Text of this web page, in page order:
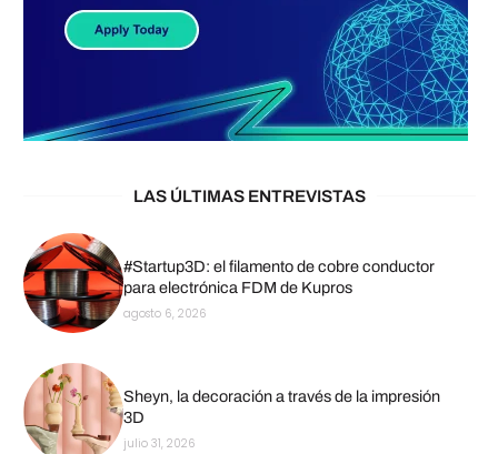
LAS ÚLTIMAS ENTREVISTAS
#Startup3D: el filamento de cobre conductor
para electrónica FDM de Kupros
agosto 6, 2026
Sheyn, la decoración a través de la impresión
3D
julio 31, 2026